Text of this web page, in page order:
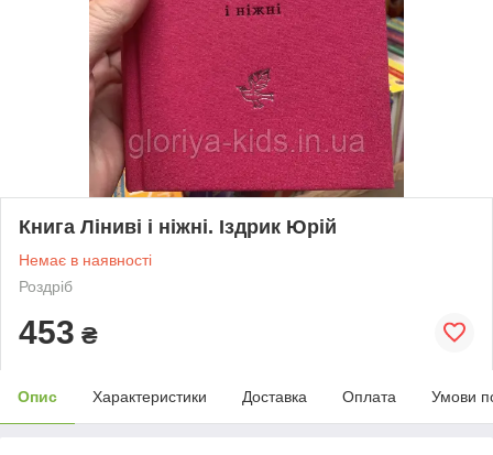
Книга Ліниві і ніжні. Іздрик Юрій
Немає в наявності
Роздріб
453 ₴
Опис Характеристики Доставка Оплата Умови